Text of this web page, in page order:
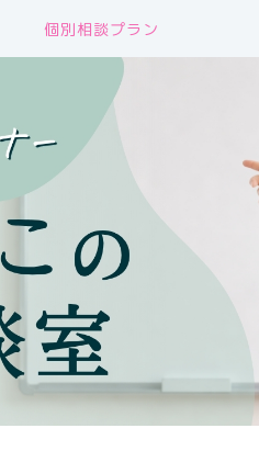
個別相談プラン